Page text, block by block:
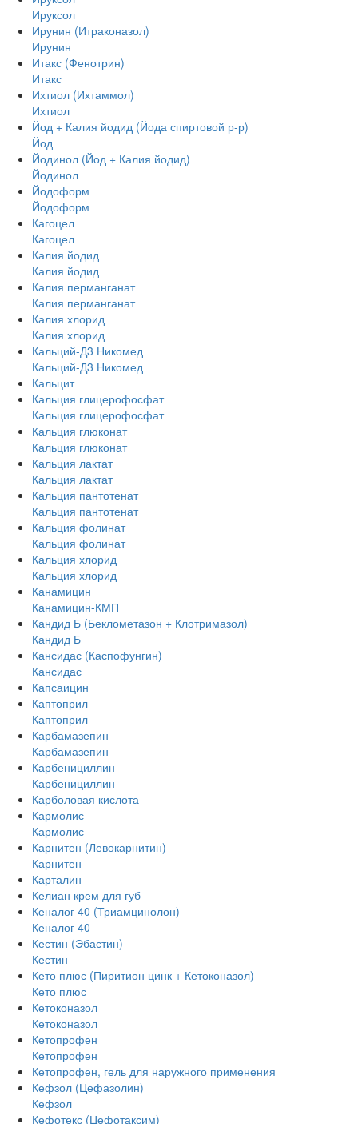
Ируксол
Ирунин (Итраконазол)
Ирунин
Итакс (Фенотрин)
Итакс
Ихтиол (Ихтаммол)
Ихтиол
Йод + Калия йодид (Йода спиртовой р-р)
Йод
Йодинол (Йод + Калия йодид)
Йодинол
Йодоформ
Йодоформ
Кагоцел
Кагоцел
Калия йодид
Калия йодид
Калия перманганат
Калия перманганат
Калия хлорид
Калия хлорид
Кальций-Д3 Никомед
Кальций-Д3 Никомед
Кальцит
Кальция глицерофосфат
Кальция глицерофосфат
Кальция глюконат
Кальция глюконат
Кальция лактат
Кальция лактат
Кальция пантотенат
Кальция пантотенат
Кальция фолинат
Кальция фолинат
Кальция хлорид
Кальция хлорид
Канамицин
Канамицин-КМП
Кандид Б (Беклометазон + Клотримазол)
Кандид Б
Кансидас (Каспофунгин)
Кансидас
Капсаицин
Каптоприл
Каптоприл
Карбамазепин
Карбамазепин
Карбенициллин
Карбенициллин
Карболовая кислота
Кармолис
Кармолис
Карнитен (Левокарнитин)
Карнитен
Карталин
Келиан крем для губ
Кеналог 40 (Триамцинолон)
Кеналог 40
Кестин (Эбастин)
Кестин
Кето плюс (Пиритион цинк + Кетоконазол)
Кето плюс
Кетоконазол
Кетоконазол
Кетопрофен
Кетопрофен
Кетопрофен, гель для наружного применения
Кефзол (Цефазолин)
Кефзол
Кефотекс (Цефотаксим)